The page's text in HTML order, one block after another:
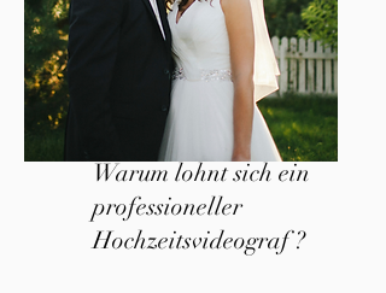
Warum lohnt sich ein
professioneller
Hochzeitsvideograf ?